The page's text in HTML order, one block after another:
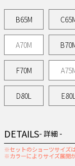
DETAILS- 詳細 -
※セットのショーツサイズ
※カラーによりサイズ展開
B65M
A70M
F70M
D80L